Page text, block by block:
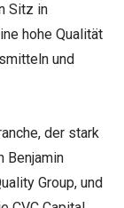
Sitz in
hohe Qualität
und
der stark
Benjamin
Group, und